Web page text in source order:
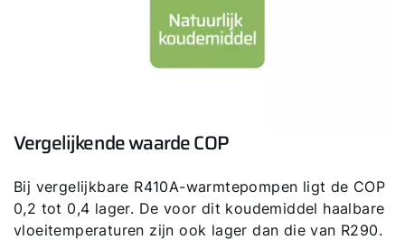
Vergelijkende waarde COP
Bij vergelijkbare R410A-warmtepompen ligt de COP
0,2 tot 0,4 lager. De voor dit koudemiddel haalbare
vloeitemperaturen zijn ook lager dan die van R290.
Ook interessant?
Service App